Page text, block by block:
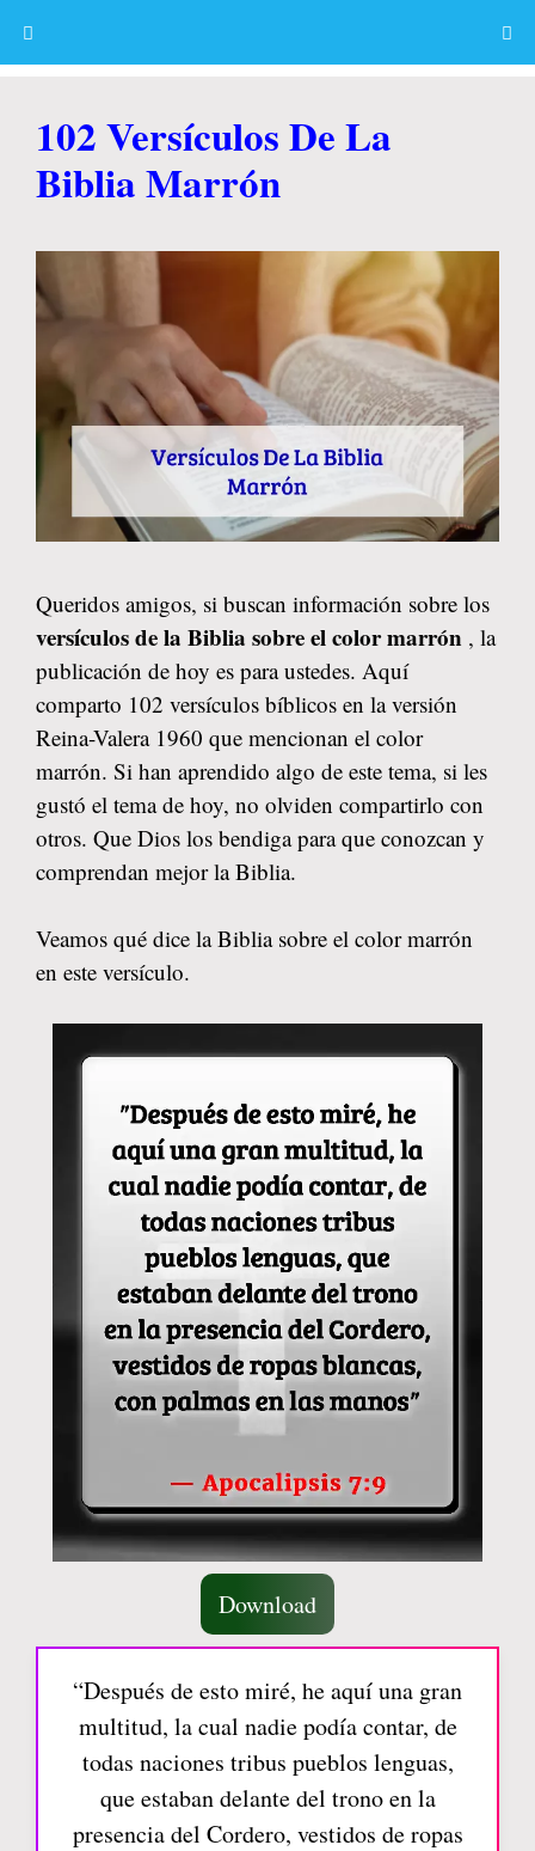
102 Versículos De La
Biblia Marrón
Queridos amigos, si buscan información sobre los
versículos de la Biblia sobre el color marrón , la
publicación de hoy es para ustedes. Aquí
comparto 102 versículos bíblicos en la versión
Reina-Valera 1960 que mencionan el color
marrón. Si han aprendido algo de este tema, si les
gustó el tema de hoy, no olviden compartirlo con
otros. Que Dios los bendiga para que conozcan y
comprendan mejor la Biblia.
Veamos qué dice la Biblia sobre el color marrón
en este versículo.
Download
“Después de esto miré, he aquí una gran
multitud, la cual nadie podía contar, de
todas naciones tribus pueblos lenguas,
que estaban delante del trono en la
presencia del Cordero, vestidos de ropas